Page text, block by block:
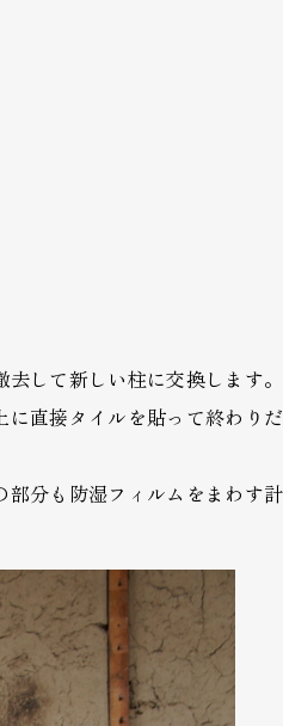
して新しい柱に交換します。
直接タイルを貼って終わり
分も防湿フィルムをまわす計